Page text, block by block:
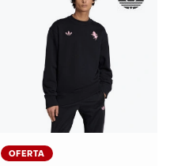
OFERTA